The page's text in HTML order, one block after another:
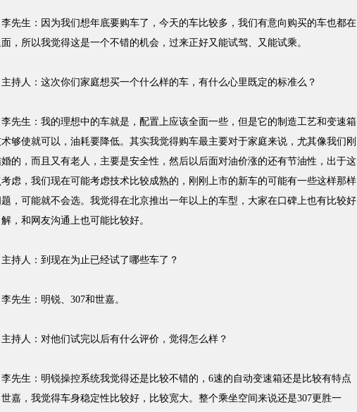
生：因为我们想年底要购车了，今天的车比较多，我们有意向购买的车也都在
，所以我觉得这是一个不错的机会，过来正好又能试驾、又能试乘。
人：这次你们家庭想买一个什么样的车，有什么心里既定的标准么？
生：我的理想中的车就是，配置上应该全面一些，但是它的制造工艺和变速箱
术够使就可以，油耗要降低。其实我觉得购车最主要对于家庭来说，尤其像我们刚
婚的，而且又有老人，主要是安全性，然后以后面对油价涨的还有节油性，出于这
考虑，我们现在可能考虑技术比较成熟的，刚刚上市的新车的可能有一些这样那样
题，可能就不会选。我觉得在北京推出一年以上的车型，大家在口碑上也有比较好
，和网友沟通上也可能比较好。
人：到现在为止已经试了哪些车了？
生：明锐、307和世嘉。
人：对他们试完以后有什么评价，觉得怎么样？
生：明锐操控系统我觉得还是比较不错的，6速的自动变速箱还是比较有特点
世嘉，我觉得车身稳定性比较好，比较宽大。整个乘坐空间来说还是307更胜一